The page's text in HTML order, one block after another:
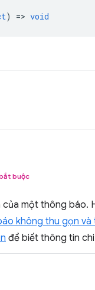
) => void
buộc
một thông báo.
không thu gọn và
để biết thông tin